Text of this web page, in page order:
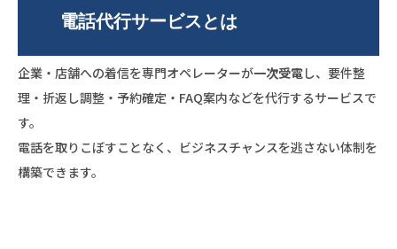
電話代行サービスとは
企業・店舗への着信を専門オペレーターが一次受電し、要件整
理・折返し調整・予約確定・FAQ案内などを代行するサービスで
す。
電話を取りこぼすことなく、ビジネスチャンスを逃さない体制を
構築できます。